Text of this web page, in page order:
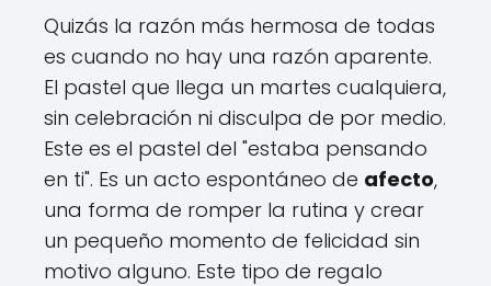
Quizás la razón más hermosa de todas
es cuando no hay una razón aparente.
El pastel que llega un martes cualquiera,
sin celebración ni disculpa de por medio.
Este es el pastel del "estaba pensando
en ti". Es un acto espontáneo de afecto,
una forma de romper la rutina y crear
un pequeño momento de felicidad sin
motivo alguno. Este tipo de regalo